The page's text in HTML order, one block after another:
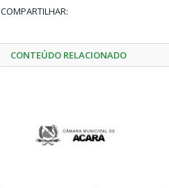
COMPARTILHAR:
CONTEÚDO RELACIONADO